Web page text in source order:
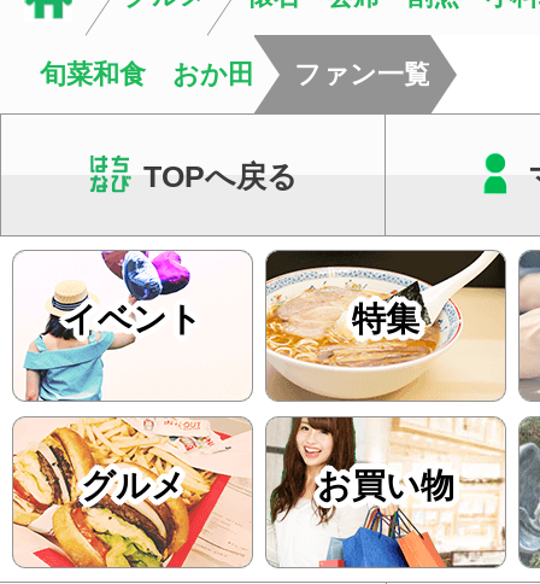
旬菜和食 おか田 ファン一覧
TOPへ戻る
イベント 特集
グルメ お買い物